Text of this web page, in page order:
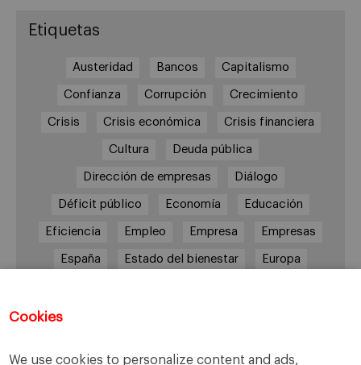
Cookies
We use cookies to personalize content and ads,
Etiquetas
Austeridad Bancos Capitalismo
Confianza Corrupción Crecimiento
Crisis Crisis económica Crisis financiera
Cultura Deuda pública
Dirección de empresas Diálogo
Déficit público Economía Educación
Eficiencia Empleo Empresa Empresas
España Estado del bienestar Europa